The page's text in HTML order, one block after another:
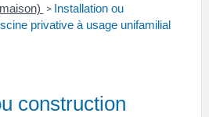
> Installation ou
privative à usage unifamilial
construction